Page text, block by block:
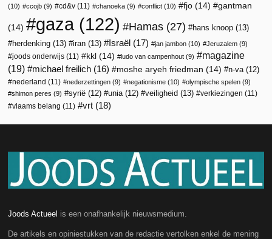
(10)
ccojb (9) cd&v (11) chanoeka (9) conflict (10) fjo (14) gantman
(14) gaza(122) Hamas (27) hans knoop (13)
herdenking (13) iran (13) Israël (17) jan jambon (10) Jeruzalem (9)
joods onderwijs (11) kkl (14) ludo van campenhout (9)
magazine
(19)
michael freilich (16) moshe aryeh friedman (14) n-va(12)
nederland (11) nederzettingen (9) negationisme (10) olympische spelen (9)
shimon peres (9) syrië (12) unia(12) veiligheid (13) verkiezingen (11)
vlaams belang (11) vrt (18)
Joods Actueel is een onafhankelijk nieuwsmedium.
De artikels en opiniestukken van de redactie vertolken enkel de mening